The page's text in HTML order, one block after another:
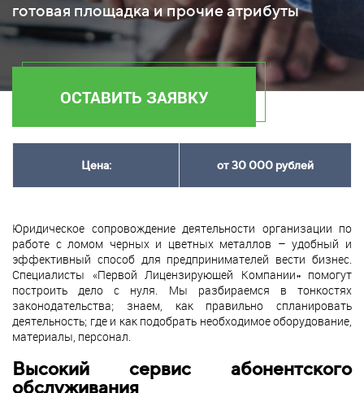
готовая площадка и прочие атрибуты
ОСТАВИТЬ ЗАЯВКУ
Цена: от 30 000 рублей
Юридическое сопровождение деятельности организации по
работе с ломом черных и цветных металлов – удобный и
эффективный способ для предпринимателей вести бизнес.
Специалисты «Первой Лицензирующей Компании» помогут
построить дело с нуля. Мы разбираемся в тонкостях
законодательства; знаем, как правильно спланировать
деятельность; где и как подобрать необходимое оборудование,
материалы, персонал.
Высокий сервис абонентского
обслуживания